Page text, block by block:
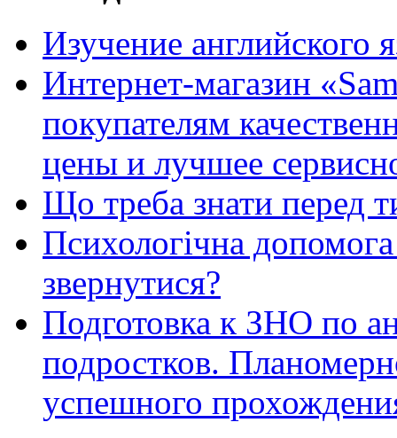
Изучение английского
Интернет-магазин
покупателям
цены и лучшее
Що треба знати перед
Психологічна
звернутися?
Подготовка к ЗНО по
подростков.
успешного